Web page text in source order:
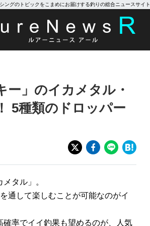
ングのトピックをこまめにお届けする釣りの総合ニュースサイト
」のイカメタル・
5種類のドロッパー
タル」。
通して楽しむことが可能なのがイ
率でイイ釣果も望めるのが、人気